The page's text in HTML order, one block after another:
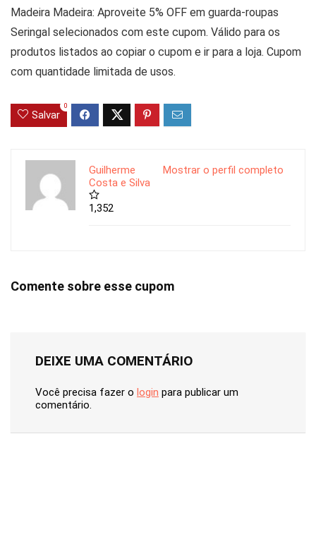
Madeira Madeira: Aproveite 5% OFF em guarda-roupas
Seringal selecionados com este cupom. Válido para os
produtos listados ao copiar o cupom e ir para a loja. Cupom
com quantidade limitada de usos.
Salvar
0
Mostrar o perfil completo
Guilherme
Costa e Silva
1,352
Comente sobre esse cupom
DEIXE UMA COMENTÁRIO
Você precisa fazer o login para publicar um
comentário.